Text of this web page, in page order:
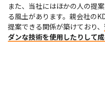
また、当社にはほかの人の提
る風土があります。親会社の
提案できる関係が築けており、
ダンな技術を使用したりして